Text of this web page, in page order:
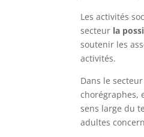
Les activités
secteur la
soutenir les
activités.
Dans le
chorégraphes,
sens large du
adultes